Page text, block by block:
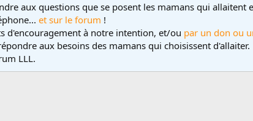
aux questions que se posent les mamans qui allaitent
et sur le forum !
d'encouragement à notre intention, et/ou par un don ou
aux besoins des mamans qui choisissent d'allaiter.
LLL.